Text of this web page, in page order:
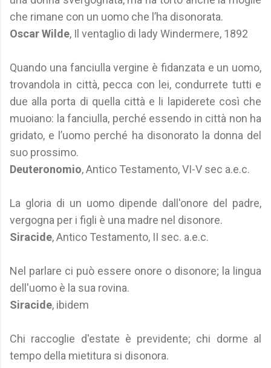
che rimane con un uomo che l’ha disonorata.
Oscar Wilde, Il ventaglio di lady Windermere, 1892
Quando una fanciulla vergine è fidanzata e un uomo,
trovandola in città, pecca con lei, condurrete tutti e
due alla porta di quella città e li lapiderete così che
muoiano: la fanciulla, perché essendo in città non ha
gridato, e l’uomo perché ha disonorato la donna del
suo prossimo.
Deuteronomio, Antico Testamento, VI-V sec a.e.c.
La gloria di un uomo dipende dall'onore del padre,
vergogna per i figli è una madre nel disonore.
Siracide, Antico Testamento, II sec. a.e.c.
Nel parlare ci può essere onore o disonore; la lingua
dell'uomo è la sua rovina.
Siracide, ibidem
Chi raccoglie d'estate è previdente; chi dorme al
tempo della mietitura si disonora.